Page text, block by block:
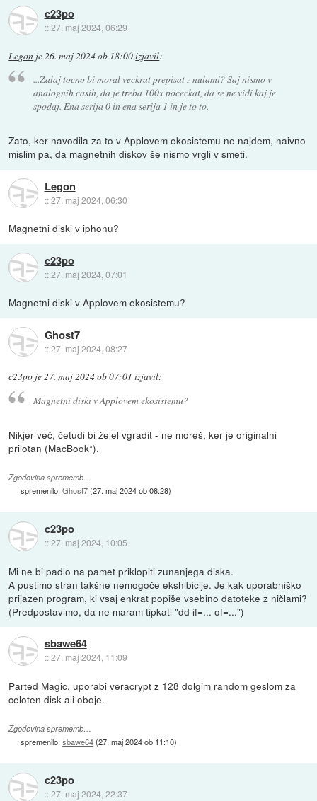
c23po
::27. maj 2024, 06:29
Legon je26. maj 2024 ob 18:00izjavil:
...Zalaj tocno bi moral veckrat prepisat z nulami? Saj nismo v
analognih casih, da je treba 100x poceckat, da se ne vidi kaj je
spodaj. Ena serija 0 in ena serija 1 in je to to.
Zato, ker navodila za to v Applovem ekosistemu ne najdem, naivno
mislim pa, da magnetnih diskov še nismo vrgli v smeti.
Legon
::27. maj 2024, 06:30
Magnetni diski v iphonu?
c23po
::27. maj 2024, 07:01
Magnetni diski v Applovem ekosistemu?
Ghost7
::27. maj 2024, 08:27
c23po je27. maj 2024 ob 07:01 izjavil:
Magnetni diski v Applovem ekosistemu?
Nikjer več, četudi bi želel vgradit - ne moreš, ker je originalni
prilotan (MacBook*).
Zgodovina sprememb…
spremenilo:Ghost7(27. maj 2024 ob 08:28)
c23po
::27. maj 2024, 10:05
Mi ne bi padlo na pamet priklopiti zunanjega diska.
A pustimo stran takšne nemogoče ekshibicije. Je kak uporabniško
prijazen program, ki vsaj enkrat popiše vsebino datoteke z ničlami?
(Predpostavimo, da ne maram tipkati "dd if=... of=...")
sbawe64
::27. maj 2024, 11:09
Parted Magic, uporabi veracrypt z 128 dolgim random geslom za
celoten disk ali oboje.
Zgodovina sprememb…
spremenilo:sbawe64(27. maj 2024 ob 11:10)
c23po
::27. maj 2024, 22:37